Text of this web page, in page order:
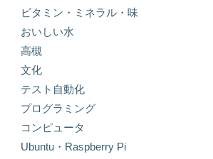
ビタミン・ミネラル・味
おいしい水
高槻
文化
テスト自動化
プログラミング
コンピュータ
Ubuntu・Raspberry Pi